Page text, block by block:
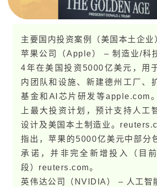
主要国内投资案例（美​国本土企业
苹果公司（Apple） – 制造业/科
4年在美​国投资5000亿美元，用
内团队和设施、新建德州工厂、
基金和AI芯片研发等​apple.com
上最大投资计划，预计支持人工
设计及美​国本土制造业。​
指出，苹果的5000亿美元中部分
承诺，并非完全新增投入（目
段）​reuters.com。
英伟达公司（NVIDIA） – 人工智